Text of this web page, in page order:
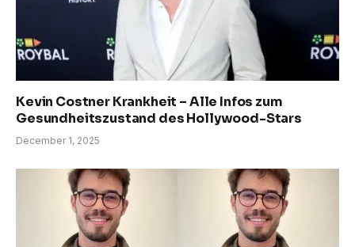
Kevin Costner Krankheit – Alle Infos zum
Gesundheitszustand des Hollywood-Stars
December 1, 2025